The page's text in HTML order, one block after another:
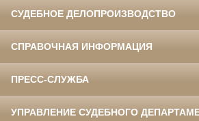
СУДЕБНОЕ ДЕЛОПРОИЗВОДСТВО
СПРАВОЧНАЯ ИНФОРМАЦИЯ
ПРЕСС-СЛУЖБА
УПРАВЛЕНИЕ СУДЕБНОГО